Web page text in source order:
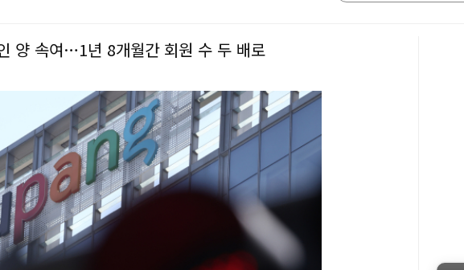
양 속여…1년 8개월간 회원 수 두 배로